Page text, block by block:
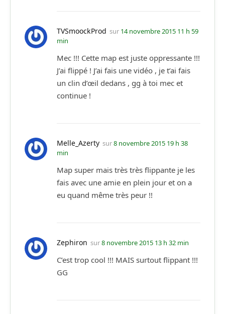
TVSmoockProd sur 14 novembre 2015 11 h 59
min
Mec !!! Cette map est juste oppressante !!!
J’ai flippé ! J’ai fais une vidéo , je t’ai fais
un clin d’œil dedans , gg à toi mec et
continue !
Melle_Azerty sur8 novembre 2015 19 h 38
min
Map super mais très très flippante je les
fais avec une amie en plein jour et on a
eu quand même très peur !!
Zephiron sur8 novembre 2015 13 h 32 min
C’est trop cool !!! MAIS surtout flippant !!!
GG